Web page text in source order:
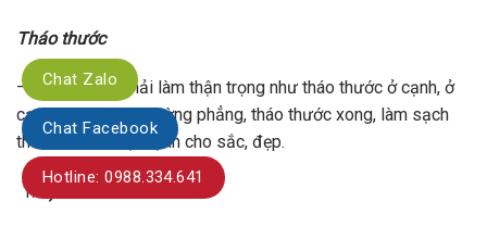
Tháo thước
– Tháo thước phải làm thận trọng như tháo thước ở cạnh, ở
cạnh góc, khi trát tường phẳng, tháo thước xong, làm sạch
thước rồi sửa lại cạnh cho sắc, đẹp.
Chat Zalo
Chat Facebook
Hotline: 0988.334.641